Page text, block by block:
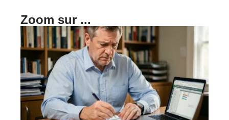
Zoom sur ...